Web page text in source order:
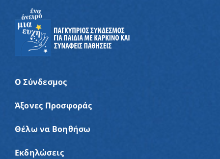
Ο Σύνδεσμος
Άξονες Προσφοράς
Θέλω να Βοηθήσω
Εκδηλώσεις